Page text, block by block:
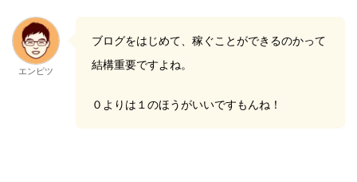
エンピツ
ブログをはじめて、稼ぐことができるのかって
結構重要ですよね。
０よりは１のほうがいいですもんね！